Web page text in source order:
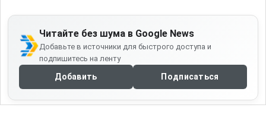
Читайте без шума в Google News
Добавьте в источники для быстрого доступа и
подпишитесь на ленту
Добавить Подписаться